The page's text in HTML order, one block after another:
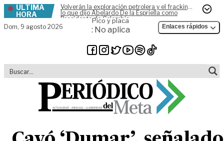
Skip to content
ÚLTIMA
HORA
Volverán la exploración petrolera y el fracking,
lo que dijo Abelardo De la Espriella como
Presidente de Colombia
Dom, 9 agosto 2026
Pico y placa
: No aplica Enlaces rápidos